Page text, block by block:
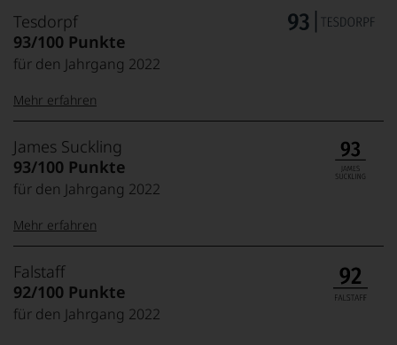
Tesdorpf
93/100 Punkte
für den Jahrgang 2022
99–100 Punkte:
95–98 Punkte:
85–89 Punkte:
Tesdorpf
Der
Name
Tesdorpf
für
»Fine
Wine«,
für
die
edlen
Mehr erfahren
James Suckling
93/100 Punkte
für den Jahrgang 2022
100-95 Punkte:
90 Punkte und
James
Suckling
Der
Amerikaner
Mehr erfahren
Falstaff
92/100 Punkte
für den Jahrgang 2022